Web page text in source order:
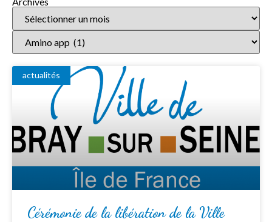
actualités
Cérémonie de la libération de la Ville